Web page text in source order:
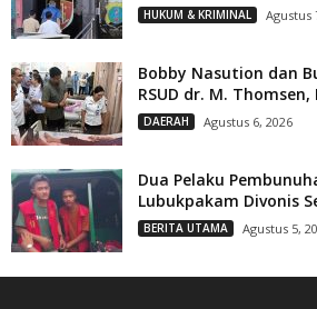
HUKUM & KRIMINAL Agustus
Bobby Nasution dan
RSUD dr. M.
DAERAH Agustus 6, 2026
Dua Pelaku
Lubukpakam Divonis
BERITA UTAMA Agustus 5,